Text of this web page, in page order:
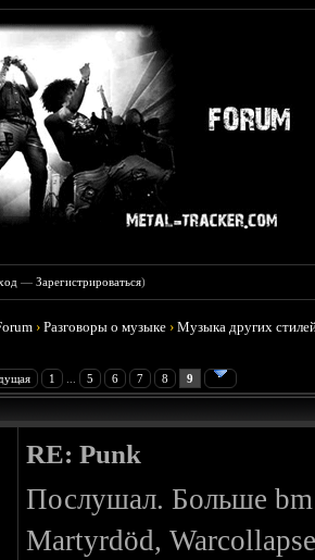
—Зарегистрироваться)
›Разговоры о музыке ›Музыка других
1 5 6 7 8 9
RE: Punk
Послушал. Больше bm
Martyrdöd,